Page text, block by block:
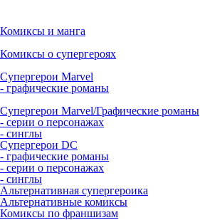
Комиксы и манга
Комиксы о супергероях
Супергерои Marvel
- графические романы
Супергерои Marvel/Графические романы
- серии о персонажах
- синглы
Супергерои DC
- графические романы
- серии о персонажах
- синглы
Альтернативная супергероика
Альтернативные комиксы
Комиксы по франшизам